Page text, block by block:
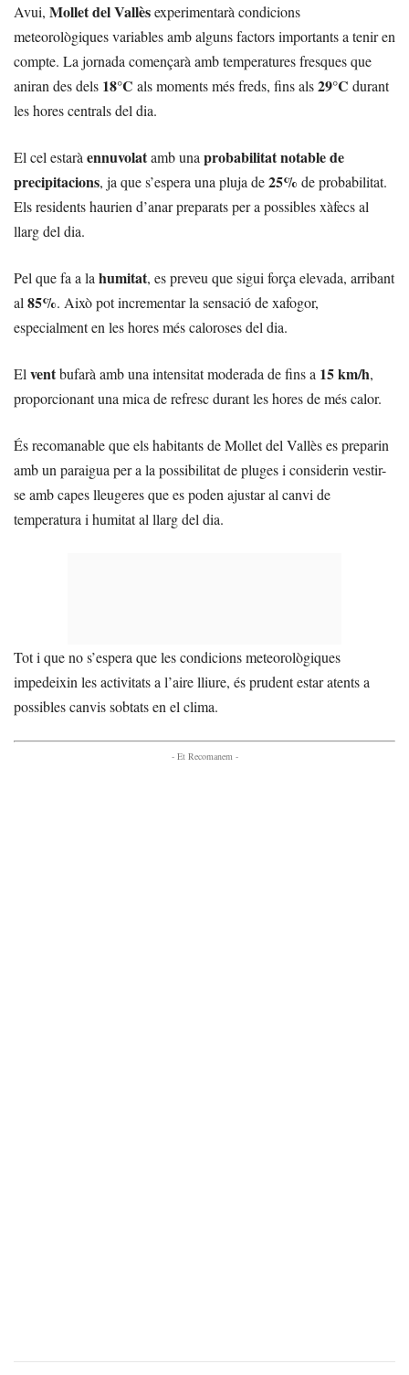
Avui, Mollet del Vallèsexperimentarà condicions
meteorològiques variables amb alguns factors importants a tenir en
compte. La jornada començarà amb temperatures fresques que
aniran des dels 18°C als moments més freds, fins als29°C durant
les hores centrals del dia.
El cel estaràennuvolatamb unaprobabilitat notable de
precipitacions, ja que s’espera una pluja de25% de probabilitat.
Els residents haurien d’anar preparats per a possibles xàfecs al
llarg del dia.
Pel que fa a lahumitat, es preveu que sigui força elevada, arribant
al85%. Això pot incrementar la sensació de xafogor,
especialment en les hores més caloroses del dia.
Elventbufarà amb una intensitat moderada de fins a 15 km/h,
proporcionant una mica de refresc durant les hores de més calor.
És recomanable que els habitants de Mollet del Vallès es preparin
amb un paraigua per a la possibilitat de pluges i considerin vestir-
se amb capes lleugeres que es poden ajustar al canvi de
temperatura i humitat al llarg del dia.
Tot i que no s’espera que les condicions meteorològiques
impedeixin les activitats a l’aire lliure, és prudent estar atents a
possibles canvis sobtats en el clima.
- Et Recomanem -